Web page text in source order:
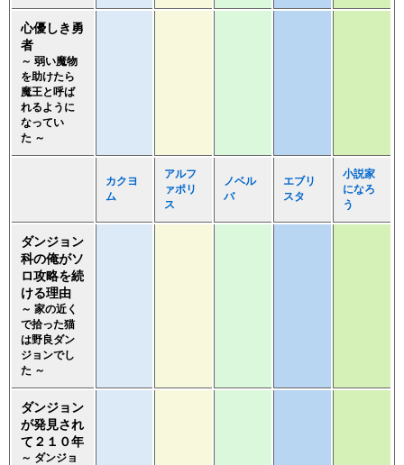
心優しき勇
者
～ 弱い魔物
を助けたら
魔王と呼ば
れるように
なってい
た ～
カクヨ
ム
アルフ
ァポリ
ス
ノベル
バ
エブリ
スタ
小説家
になろ
う
ダンジョン
科の俺がソ
ロ攻略を続
ける理由
～ 家の近く
で拾った猫
は野良ダン
ジョンでし
た ～
ダンジョン
が発見され
て２１０年
～ ダンジョ